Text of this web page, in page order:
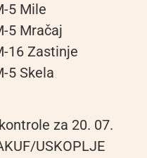
5 Mile
5 Mračaj
16 Zastinje
5 Skela
za 20. 07.
USKOPLJE